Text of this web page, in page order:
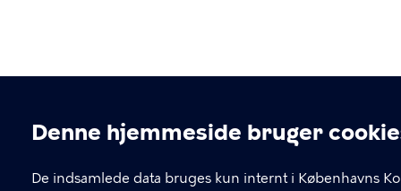
Cookieindstillinger
Denne hjemmeside bruger
De indsamlede data bruges kun internt i Københavns